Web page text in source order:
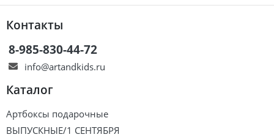
Контакты
8-985-830-44-72
info@artandkids.ru
Каталог
Артбоксы подарочные
ВЫПУСКНЫЕ/1 СЕНТЯБРЯ